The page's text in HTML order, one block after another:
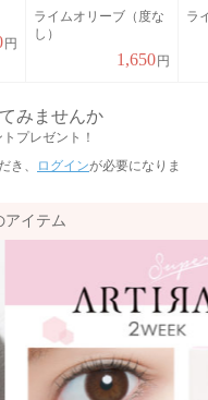
円
ライムオリーブ（度な
し）
1,650 円
ラ
みませんか
プレゼント！
き、 ログインが必要になりま
アイテム